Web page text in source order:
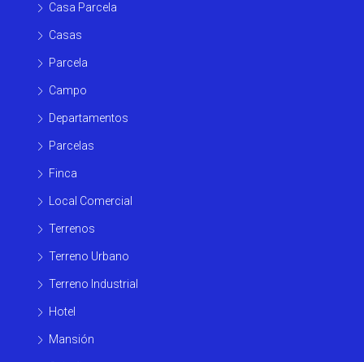
Casa Parcela
Casas
Parcela
Campo
Departamentos
Parcelas
Finca
Local Comercial
Terrenos
Terreno Urbano
Terreno Industrial
Hotel
Mansión